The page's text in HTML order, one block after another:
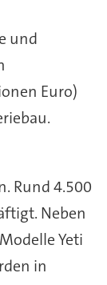
und
Euro)
Rund 4.500
Neben
Yeti
in